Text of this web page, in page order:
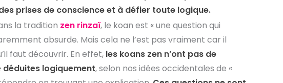
prises de conscience et à défier toute logique.
la tradition zen rinzaï, le koan est « une question qui
absurde. Mais cela ne l’est pas vraiment car il
faut découvrir. En effet, les koans zen n’ont pas de
logiquement, selon nos idées occidentales de «